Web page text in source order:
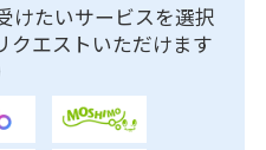
けたいサービスを選択
クエストいただけます